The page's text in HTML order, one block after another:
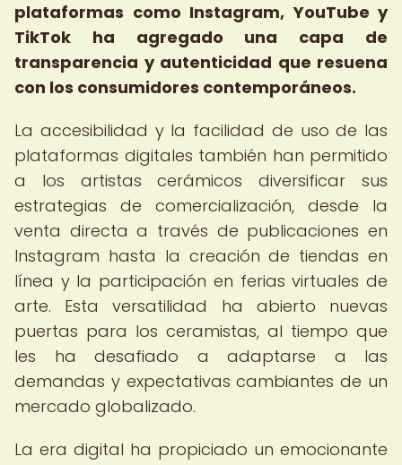
plataformas como Instagram, YouTube y
TikTok ha agregado una capa de
transparencia y autenticidad que resuena
con los consumidores contemporáneos.
La accesibilidad y la facilidad de uso de las
plataformas digitales también han permitido
a los artistas cerámicos diversificar sus
estrategias de comercialización, desde la
venta directa a través de publicaciones en
Instagram hasta la creación de tiendas en
línea y la participación en ferias virtuales de
arte. Esta versatilidad ha abierto nuevas
puertas para los ceramistas, al tiempo que
les ha desafiado a adaptarse a las
demandas y expectativas cambiantes de un
mercado globalizado.
La era digital ha propiciado un emocionante